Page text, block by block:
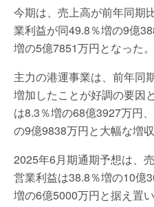
今期は、売上高が前年同期
業利益が同49.8％増の9億
増の5億7851万円となった。
主力の港運事業は、前年同
増加したことが好調の要因
は8.3％増の68億3927万円
の9億9838万円と大幅な増
2025年6月期通期予想は、
営業利益は38.8％増の10億
増の6億5000万円と据え置い